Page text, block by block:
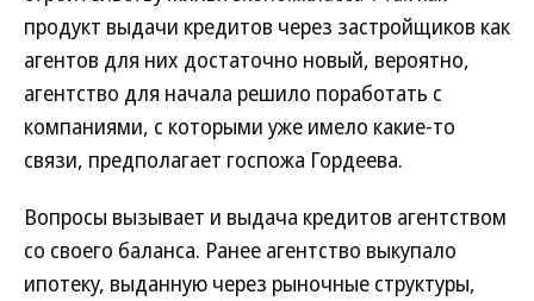
продукт выдачи кредитов через застройщиков как
агентов для них достаточно новый, вероятно,
агентство для начала решило поработать с
компаниями, с которыми уже имело какие-то
связи, предполагает госпожа Гордеева.
Вопросы вызывает и выдача кредитов агентством
со своего баланса. Ранее агентство выкупало
ипотеку, выданную через рыночные структуры,